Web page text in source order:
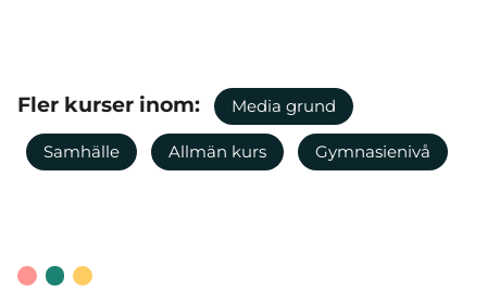
Fler kurser inom: Media grund
Samhälle Allmän kurs Gymnasienivå